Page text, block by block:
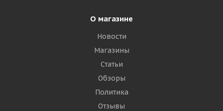
О магазине
Новости
Магазины
Статьи
Обзоры
Политика
Отзывы